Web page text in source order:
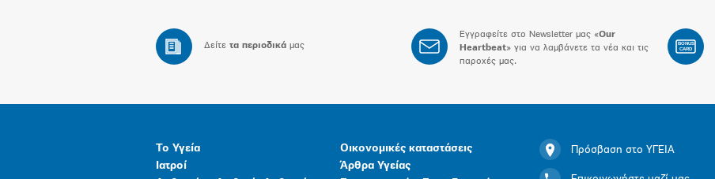
Δείτε τα περιοδικά μας
Εγγραφείτε στο Newsletter μας «Our
Heartbeat» για να λαμβάνετε τα νέα και τις
παροχές μας.
BONUS
CARD
Το Υγεία
Ιατροί
Οικονομικές καταστάσεις
Άρθρα Υγείας
Πρόσβαση στο ΥΓΕΙΑ